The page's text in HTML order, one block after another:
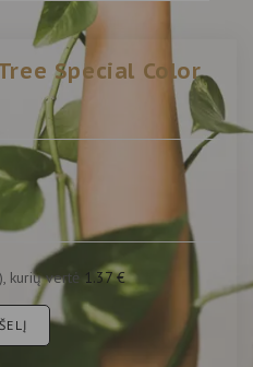
Special Color
kurių vertė 1.37€